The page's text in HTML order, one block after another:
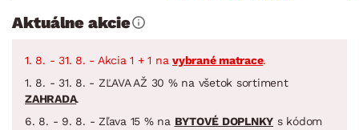
Aktuálne akcie
1. 8. - 31. 8. - Akcia 1 + 1 na vybrané matrace.
1. 8. - 31. 8. - ZĽAVA AŽ 30 % na všetok sortiment
ZAHRADA.
6. 8. - 9. 8. - Zľava 15 % na BYTOVÉ DOPLNKY s kódom